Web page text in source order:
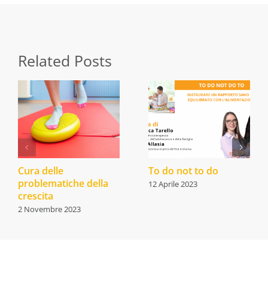
Related Posts
Cura delle
problematiche della
crescita
2 Novembre 2023
To do not to do
12 Aprile 2023